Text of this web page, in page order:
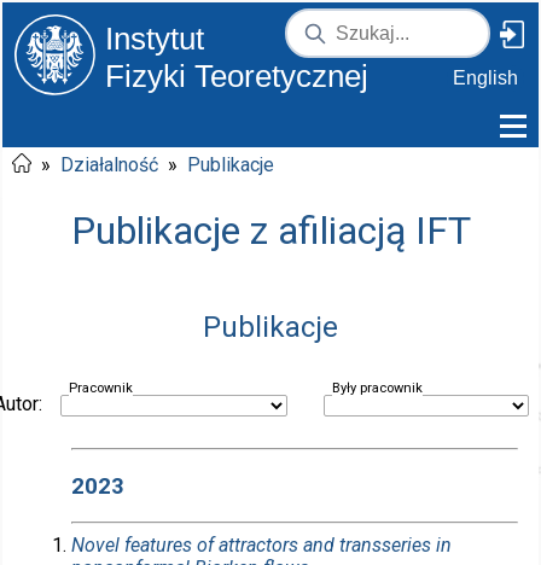
Instytut
Fizyki Teoretycznej
English
» Działalność » Publikacje
Publikacje z afiliacją IFT
Publikacje
Pracownik Były pracownik
2023
Novel features of attractors and transseries in